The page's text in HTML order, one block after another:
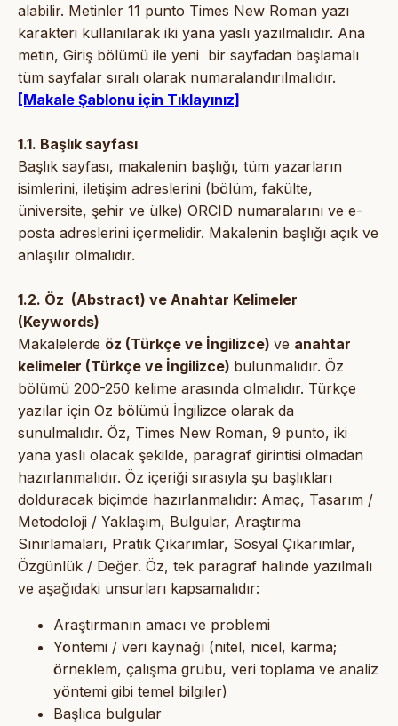
alabilir. Metinler 11 punto Times New Roman yazı
karakteri kullanılarak iki yana yaslı yazılmalıdır. Ana
metin, Giriş bölümü ile yeni bir sayfadan başlamalı
tüm sayfalar sıralı olarak numaralandırılmalıdır.
[Makale Şablonu için Tıklayınız]
1.1. Başlık sayfası
Başlık sayfası, makalenin başlığı, tüm yazarların
isimlerini, iletişim adreslerini (bölüm, fakülte,
üniversite, şehir ve ülke) ORCID numaralarını ve e-
posta adreslerini içermelidir. Makalenin başlığı açık ve
anlaşılır olmalıdır.
1.2. Öz (Abstract) ve Anahtar Kelimeler
(Keywords)
Makalelerde öz (Türkçe ve İngilizce) ve anahtar
kelimeler (Türkçe ve İngilizce) bulunmalıdır. Öz
bölümü 200-250 kelime arasında olmalıdır. Türkçe
yazılar için Öz bölümü İngilizce olarak da
sunulmalıdır. Öz, Times New Roman, 9 punto, iki
yana yaslı olacak şekilde, paragraf girintisi olmadan
hazırlanmalıdır. Öz içeriği sırasıyla şu başlıkları
dolduracak biçimde hazırlanmalıdır: Amaç, Tasarım /
Metodoloji / Yaklaşım, Bulgular, Araştırma
Sınırlamaları, Pratik Çıkarımlar, Sosyal Çıkarımlar,
Özgünlük / Değer. Öz, tek paragraf halinde yazılmalı
ve aşağıdaki unsurları kapsamalıdır:
Araştırmanın amacı ve problemi
Yöntemi / veri kaynağı (nitel, nicel, karma;
örneklem, çalışma grubu, veri toplama ve analiz
yöntemi gibi temel bilgiler)
Başlıca bulgular